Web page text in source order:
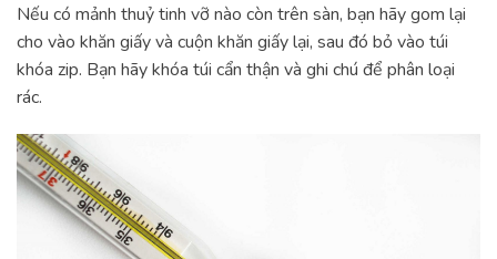
Nếu có mảnh thuỷ tinh vỡ nào còn trên sàn, bạn hãy gom lại
cho vào khăn giấy và cuộn khăn giấy lại, sau đó bỏ vào túi
khóa zip. Bạn hãy khóa túi cẩn thận và ghi chú để phân loại
rác.